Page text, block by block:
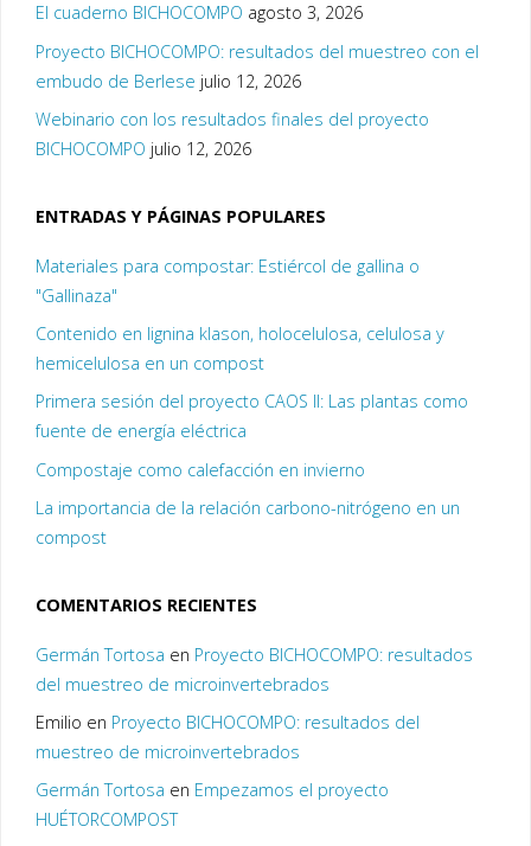
El cuaderno BICHOCOMPO agosto 3, 2026
Proyecto BICHOCOMPO: resultados del muestreo con el
embudo de Berlese julio 12, 2026
Webinario con los resultados finales del proyecto
BICHOCOMPO julio 12, 2026
ENTRADAS Y PÁGINAS POPULARES
Materiales para compostar: Estiércol de gallina o
"Gallinaza"
Contenido en lignina klason, holocelulosa, celulosa y
hemicelulosa en un compost
Primera sesión del proyecto CAOS II: Las plantas como
fuente de energía eléctrica
Compostaje como calefacción en invierno
La importancia de la relación carbono-nitrógeno en un
compost
COMENTARIOS RECIENTES
Germán Tortosa en Proyecto BICHOCOMPO: resultados
del muestreo de microinvertebrados
Emilio en Proyecto BICHOCOMPO: resultados del
muestreo de microinvertebrados
Germán Tortosa en Empezamos el proyecto
HUÉTORCOMPOST